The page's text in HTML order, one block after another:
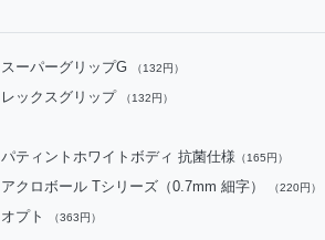
スーパーグリップG （132円）
レックスグリップ （132円）
パティントホワイトボディ 抗菌仕様 （165円）
アクロボール Tシリーズ（0.7mm 細字） （220円）
オプト （363円）